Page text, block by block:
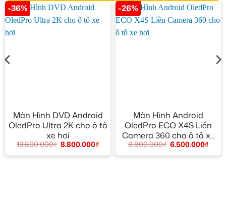
-36%
Màn Hình DVD Android
OledPro Ultra 2K cho ô tô
xe hơi
13.800.000₫ 8.800.000₫
-26%
Màn Hình Android
OledPro ECO X4S Liền
Camera 360 cho ô tô xe
hơi
8.800.000₫ 6.500.000₫